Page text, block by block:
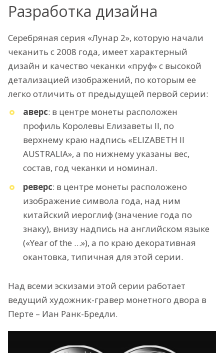
Разработка дизайна
Серебряная серия «Лунар 2», которую начали
чеканить с 2008 года, имеет характерный
дизайн и качество чеканки «пруф» с высокой
детализацией изображений, по которым ее
легко отличить от предыдущей первой серии:
аверс: в центре монеты расположен
профиль Королевы Елизаветы II, по
верхнему краю надпись «ELIZABETH II
AUSTRALIA», а по нижнему указаны вес,
состав, год чеканки и номинал.
реверс: в центре монеты расположено
изображение символа года, над ним
китайский иероглиф (значение года по
знаку), внизу надпись на английском языке
(«Year of the …»), а по краю декоративная
окантовка, типичная для этой серии.
Над всеми эскизами этой серии работает
ведущий художник-гравер монетного двора в
Перте – Иан Ранк-Бредли.